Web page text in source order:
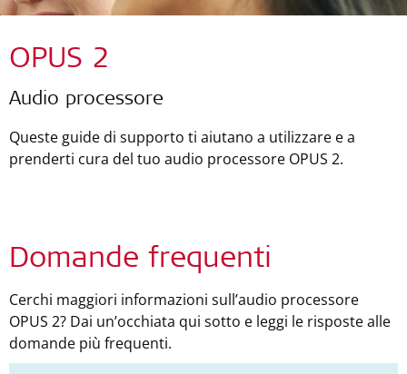
OPUS 2
Audio processore
Queste guide di supporto ti aiutano a utilizzare e a
prenderti cura del tuo audio processore OPUS 2.
Domande frequenti
Cerchi maggiori informazioni sull’audio processore
OPUS 2? Dai un’occhiata qui sotto e leggi le risposte alle
domande più frequenti.